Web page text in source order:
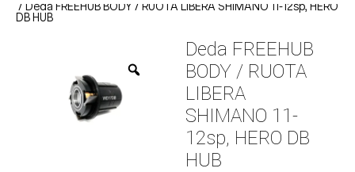
/ Deda FREEHUB BODY / RUOTA LIBERA SHIMANO 11-12sp, HERO
DB HUB
Deda FREEHUB
BODY / RUOTA
LIBERA
SHIMANO 11-
12sp, HERO DB
HUB